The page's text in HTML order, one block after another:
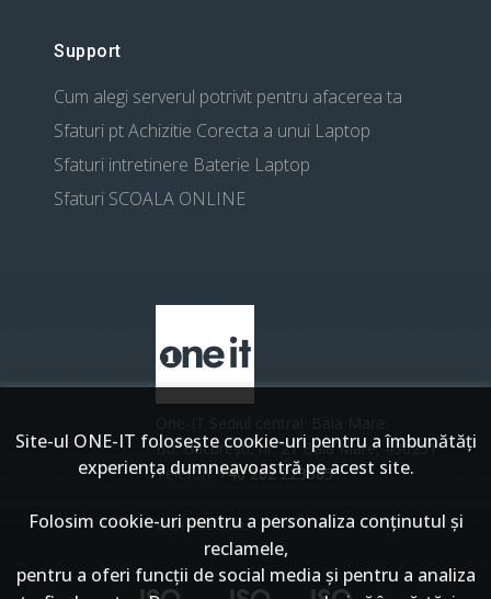
Support
Cum alegi serverul potrivit pentru afacerea ta
Sfaturi pt Achizitie Corecta a unui Laptop
Sfaturi intretinere Baterie Laptop
Sfaturi SCOALA ONLINE
Bd. București, nr. 21 Baia Mare, 430251
Telefon:+40 262 223385
View Directions
Site-ul ONE-IT foloseşte cookie-uri pentru a îmbunătăți
experiența dumneavoastră pe acest site.
Folosim cookie-uri pentru a personaliza conținutul și
reclamele,
pentru a oferi funcții de social media și pentru a analiza